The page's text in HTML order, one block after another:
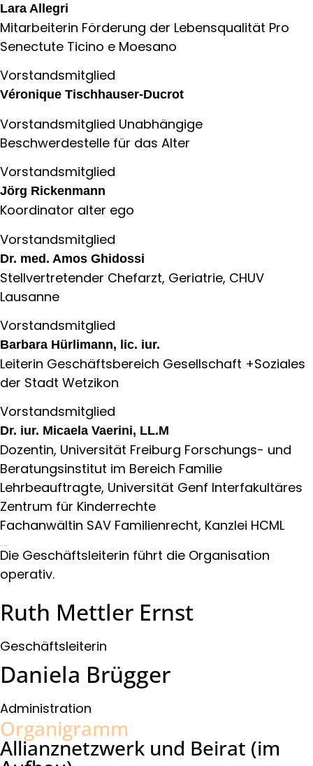
Lara Allegri
Mitarbeiterin Förderung der Lebensqualität Pro
Senectute Ticino e Moesano
Vorstandsmitglied
Véronique Tischhauser-Ducrot
Vorstandsmitglied Unabhängige
Beschwerdestelle für das Alter
Vorstandsmitglied
Jörg Rickenmann
Koordinator alter ego
Vorstandsmitglied
Dr. med. Amos Ghidossi
Stellvertretender Chefarzt, Geriatrie, CHUV
Lausanne
Vorstandsmitglied
Barbara Hürlimann, lic. iur.
Leiterin Geschäftsbereich Gesellschaft +Soziales
der Stadt Wetzikon
Vorstandsmitglied
Dr. iur. Micaela Vaerini, LL.M
Dozentin, Universität Freiburg Forschungs- und
Beratungsinstitut im Bereich Familie
Lehrbeauftragte, Universität Genf Interfakultäres
Zentrum für Kinderrechte
Fachanwältin SAV Familienrecht, Kanzlei HCML
Die Geschäftsleiterin führt die Organisation
operativ.
Ruth Mettler Ernst
Geschäftsleiterin
Daniela Brügger
Administration
Organigramm
Allianznetzwerk und Beirat (im